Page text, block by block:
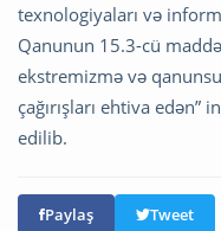
texnologiyaları və
Qanunun 15.3-cü
ekstremizmə və
çağırışları ehtiva edən”
edilib.
Paylaş Tweet